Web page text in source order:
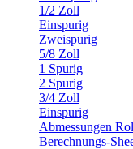
1/2 Zoll
Einspurig
Zweispurig
5/8 Zoll
1 Spurig
2 Spurig
3/4 Zoll
Einspurig
Abmessungen
Berechnungs-